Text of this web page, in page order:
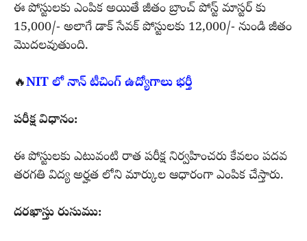
ఈ పోస్టులకు ఎంపిక అయితే జీతం బ్రాంచ్ పోస్ట్ మాస్టర్ కు
15,000/- అలాగే డాక్ సేవక్ పోస్టులకు 12,000/- నుండి జీతం
మొదలవుతుంది.
🔥NIT లో నాన్ టీచింగ్ ఉద్యోగాలు భర్తీ
పరీక్ష విధానం:
ఈ పోస్టులకు ఎటువంటి రాత పరీక్ష నిర్వహించరు కేవలం పదవ
తరగతి విద్య అర్హత లోని మార్కుల ఆధారంగా ఎంపిక చేస్తారు.
దరఖాస్తు రుసుము: